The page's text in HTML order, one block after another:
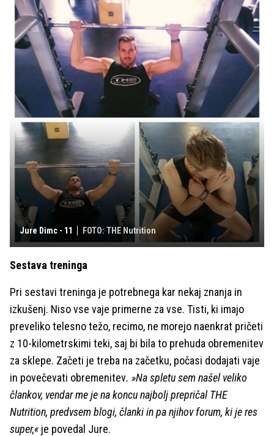
Jure Dimc - 11 FOTO: THE Nutrition
Sestava treninga
Pri sestavi treninga je potrebnega kar nekaj znanja in
izkušenj. Niso vse vaje primerne za vse. Tisti, ki imajo
preveliko telesno težo, recimo, ne morejo naenkrat pričeti
z 10-kilometrskimi teki, saj bi bila to prehuda obremenitev
za sklepe. Začeti je treba na začetku, počasi dodajati vaje
in povečevati obremenitev. »Na spletu sem našel veliko
člankov, vendar me je na koncu najbolj prepričal THE
Nutrition, predvsem blogi, članki in pa njihov forum, ki je res
super,« je povedal Jure.